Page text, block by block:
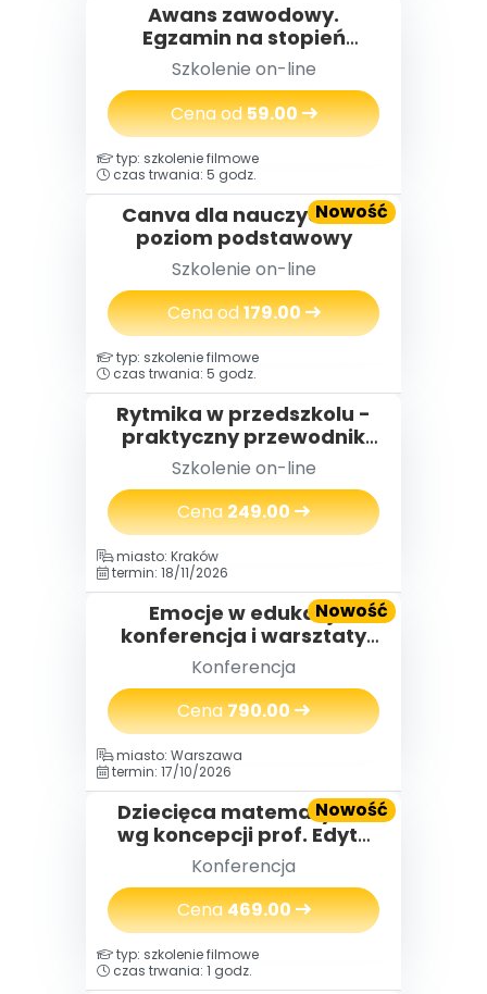
Awans zawodowy.
Egzamin na stopień
nauczyciela
mianowanego w praktyce
Szkolenie on-line
Cena od59.00
Nowość
typ: szkolenie filmowe
czas trwania: 5 godz.
Canva dla nauczycieli -
poziom podstawowy
Szkolenie on-line
Cena od179.00
typ: szkolenie filmowe
czas trwania: 5 godz.
Rytmika w przedszkolu -
praktyczny przewodnik
dla nauczycieli
Szkolenie on-line
Cena249.00
Nowość
miasto: Kraków
termin: 18/11/2026
Emocje w edukacji
konferencja i warsztaty
(2 dni) 18-19.11.2026
Konferencja
Cena790.00
Nowość
miasto: Warszawa
termin: 17/10/2026
Dziecięca matematyka®
wg koncepcji prof. Edyty
Gruszczyk-Kolczyńskiej
Konferencja
Cena469.00
typ: szkolenie filmowe
czas trwania: 1 godz.